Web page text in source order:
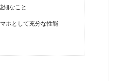
細なこと
ホとして充分な性能